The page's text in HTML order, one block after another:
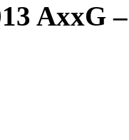
AxxG